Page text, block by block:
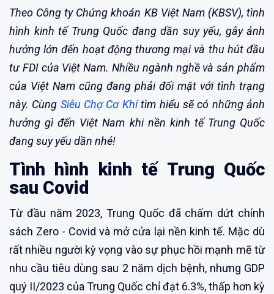
Theo Công ty Chứng khoán KB Việt Nam (KBSV), tình
hình kinh tế Trung Quốc đang dần suy yếu, gây ảnh
hưởng lớn đến hoạt động thương mại và thu hút đầu
tư FDI của Việt Nam. Nhiều ngành nghề và sản phẩm
của Việt Nam cũng đang phải đối mặt với tình trạng
này. Cùng Siêu Chợ Cơ Khítìm hiểu sẽ có những ảnh
hưởng gì đến Việt Nam khi nền kinh tế Trung Quốc
đang suy yếu dần nhé!
Tình hình kinh tế Trung Quốc
sau Covid
Từ đầu năm 2023, Trung Quốc đã chấm dứt chính
sách Zero - Covid và mở cửa lại nền kinh tế. Mặc dù
rất nhiều người kỳ vọng vào sự phục hồi mạnh mẽ từ
nhu cầu tiêu dùng sau 2 năm dịch bệnh, nhưng GDP
quý II/2023 của Trung Quốc chỉ đạt 6.3%, thấp hơn kỳ